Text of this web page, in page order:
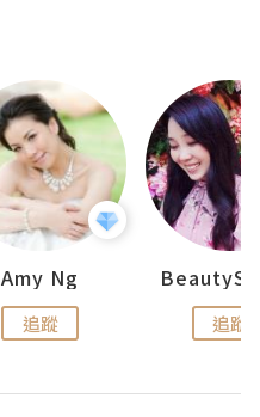
Amy Ng
追蹤 追蹤